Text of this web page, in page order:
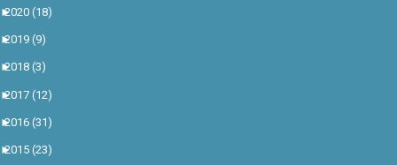
►
2020 (18)
►
2019 (9)
►
2018 (3)
►
2017 (12)
►
2016 (31)
►
2015 (23)